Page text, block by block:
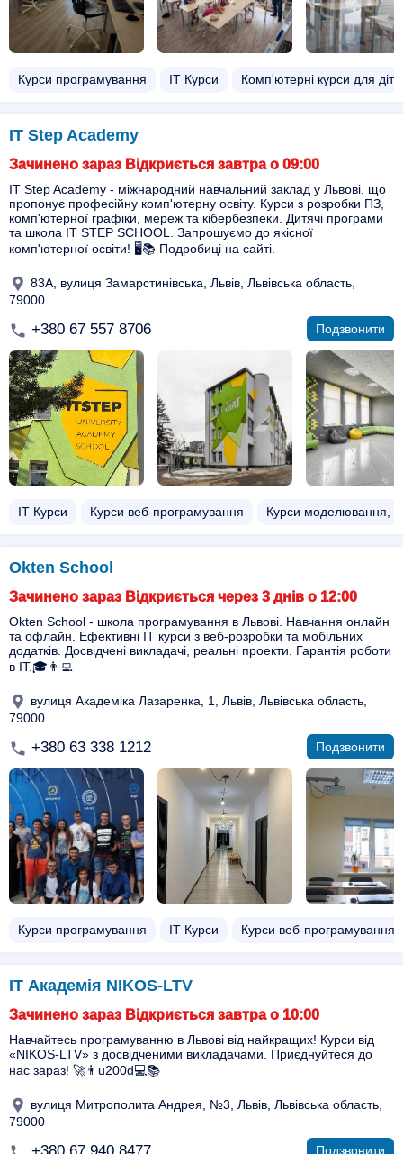
Курси програмування ІТ Курси Комп'ютерні курси для
IT Step Academy
Зачинено зараз Відкриється завтра о 09:00
IT Step Academy - міжнародний навчальний заклад у Львові, що
пропонує професійну комп'ютерну освіту. Курси з розробки ПЗ,
комп'ютерної графіки, мереж та кібербезпеки. Дитячі програми
та школа IT STEP SCHOOL. Запрошуємо до якісної
комп'ютерної освіти! 🖥️📚 Подробиці на сайті.
83A, вулиця Замарстинівська, Львів, Львівська область,
79000
+380 67 557 8706 Подзвонити
ІТ Курси Курси веб-програмування Курси моделювання,
Okten School
Зачинено зараз Відкриється через 3 днів о 12:00
Okten School - школа програмування в Львові. Навчання онлайн
та офлайн. Ефективні IT курси з веб-розробки та мобільних
додатків. Досвідчені викладачі, реальні проекти. Гарантія роботи
в IT.🎓👨‍💻
вулиця Академіка Лазаренка, 1, Львів, Львівська область,
79000
+380 63 338 1212 Подзвонити
Курси програмування ІТ Курси Курси веб-програмування
ІТ Академія NIKOS-LTV
Зачинено зараз Відкриється завтра о 10:00
Навчайтесь програмуванню в Львові від найкращих! Курси від
«NIKOS-LTV» з досвідченими викладачами. Приєднуйтеся до
нас зараз! 🚀👨u200d💻📚
вулиця Митрополита Андрея, №3, Львів, Львівська область,
79000
Подзвонити